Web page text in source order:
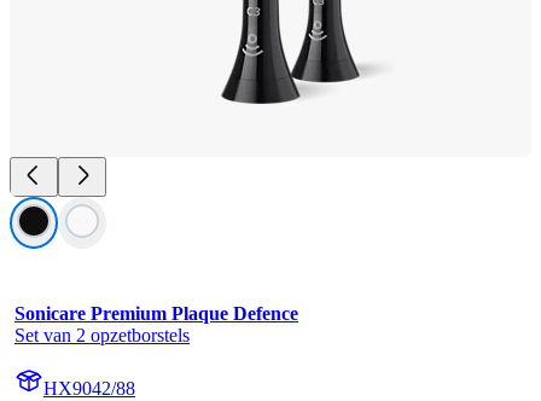
Sonicare Premium Plaque Defence
Set van 2 opzetborstels
HX9042/88